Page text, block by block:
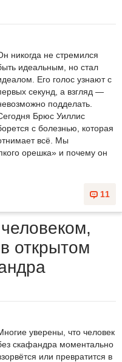
никогда не стремился
идеальным, но стал
Его голос узнают с
секунд, а взгляд —
подделать.
Брюс Уиллис
с болезнью, которая
всё. Мы
орешка» и почему он
11
открытом
уверены, что человек
скафандра моментально
или превратится в